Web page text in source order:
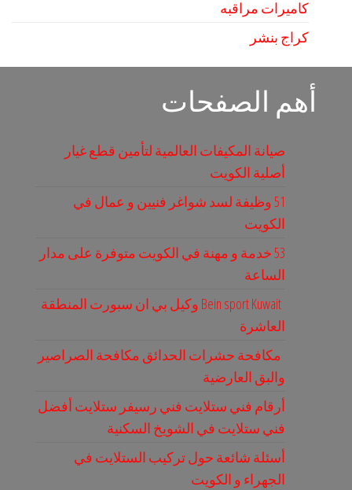
كاميرات مراقبه
كراج بنشر
أهم الصفحات
صيانة المكيفات العالمية لتأمين قطع غيار
أصلية الكويت
51 وظيفة لسد شواغر فنيين و عمال في
الكويت
53 خدمة و مهنة في الكويت متوفرة على مدار
الساعة
Bein sport Kuwait وكيل بي ان سبورت المنطقة
العاشرة
مكافحة حشرات الحدائق مكافحة الصراصير
والبق العارضية
أرقام فني ستلايت فني رسيفر ستلايت أفضل
فني ستلايت في الشويخ السكنية
أسئلة شائعة حول تركيب الستلايت في
الجهراء و الكويت